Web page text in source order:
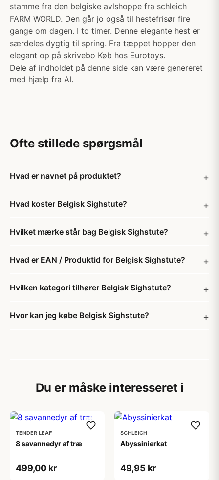
stamme fra den belgiske avlshoppe fra schleich
FARM WORLD. Den går jo også til hestefrisør fire
gange om dagen. I to timer. Denne elegante hest er
særdeles dygtig til spring. Fra tæppet hopper den
elegant op på skrivebo Køb hos Eurotoys.
Dele af indholdet på denne side kan være genereret
med hjælp fra AI.
Ofte stillede spørgsmål
Hvad er navnet på produktet?
Hvad koster Belgisk Sighstute?
Hvilket mærke står bag Belgisk Sighstute?
Hvad er EAN / Produktid for Belgisk Sighstute?
Hvilken kategori tilhører Belgisk Sighstute?
Hvor kan jeg købe Belgisk Sighstute?
Du er måske interesseret i
TENDER LEAF
8 savannedyr af træ
499,00 kr
SCHLEICH
Abyssinierkat
49,95 kr